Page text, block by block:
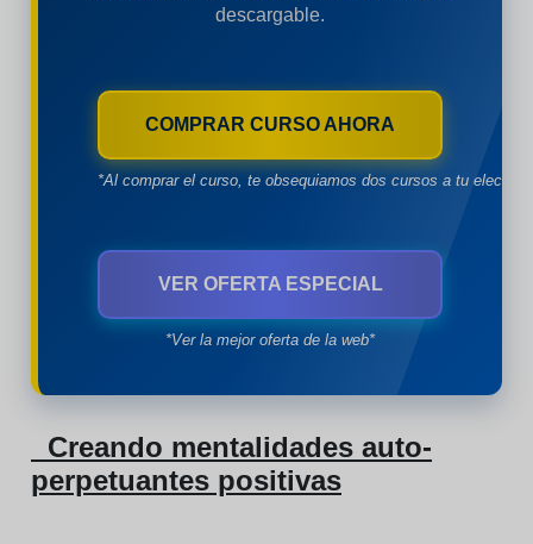
descargable.
COMPRAR CURSO AHORA
*Al comprar el curso, te obsequiamos dos cursos a tu
VER OFERTA ESPECIAL
*Ver la mejor oferta de la web*
Creando mentalidades auto-
perpetuantes positivas